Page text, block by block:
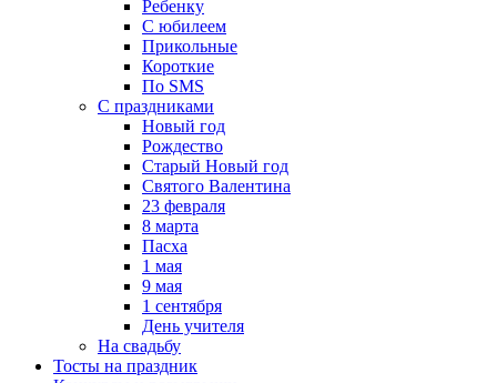
Ребенку
С юбилеем
Прикольные
Короткие
По SMS
С праздниками
Новый год
Рождество
Старый Новый год
Святого Валентина
23 февраля
8 марта
Пасха
1 мая
9 мая
1 сентября
День учителя
На свадьбу
Тосты на праздник